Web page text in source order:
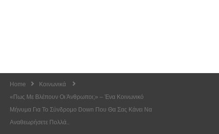
Home
Κοινωνικά
«Πως Με Βλέπουν Οι Άνθρωποι;» – Ένα Κοινωνικό
Μήνυμα Για Το Σύνδρομο Down Που Θα Σας Κάνει Να
Αναθεωρήσετε Πολλά..